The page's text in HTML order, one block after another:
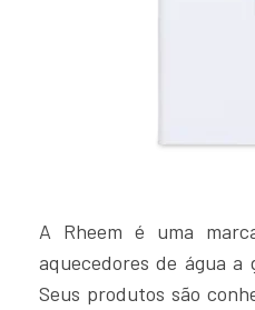
A Rheem é uma
aquecedores de água a
Seus produtos são